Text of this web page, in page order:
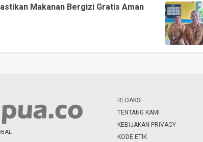
Makanan Bergizi Gratis Aman
REDAKSI
TENTANG KAMI
KEBIJAKAN PRIVACY
KODE ETIK